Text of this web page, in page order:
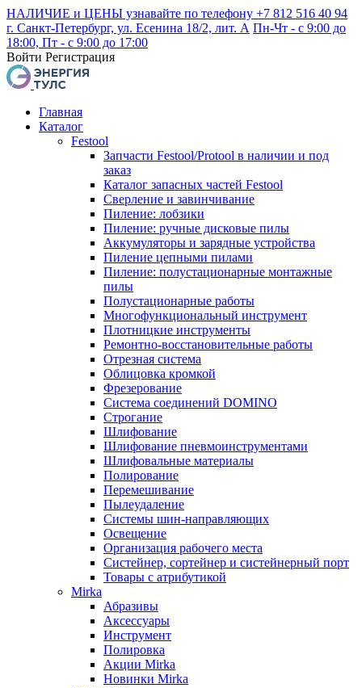
НАЛИЧИЕ и ЦЕНЫ узнавайте по телефону +7 812 516 40 94
г. Санкт-Петербург, ул. Есенина 18/2, лит. А Пн-Чт - с 9:00 до
18:00, Пт - с 9:00 до 17:00
Войти Регистрация
Главная
Каталог
Festool
Запчасти Festool/Protool в наличии и под
заказ
Каталог запасных частей Festool
Сверление и завинчивание
Пиление: лобзики
Пиление: ручные дисковые пилы
Аккумуляторы и зарядные устройства
Пиление цепными пилами
Пиление: полустационарные монтажные
пилы
Полустационарные работы
Многофункциональный инструмент
Плотницкие инструменты
Ремонтно-восстановительные работы
Отрезная система
Облицовка кромкой
Фрезерование
Система соединений DOMINO
Строгание
Шлифование
Шлифование пневмоинструментами
Шлифовальные материалы
Полирование
Перемешивание
Пылеудаление
Системы шин-направляющих
Освещение
Организация рабочего места
Систейнер, сортейнер и систейнерный порт
Товары с атрибутикой
Mirka
Абразивы
Аксессуары
Инструмент
Полировка
Акции Mirka
Новинки Mirka